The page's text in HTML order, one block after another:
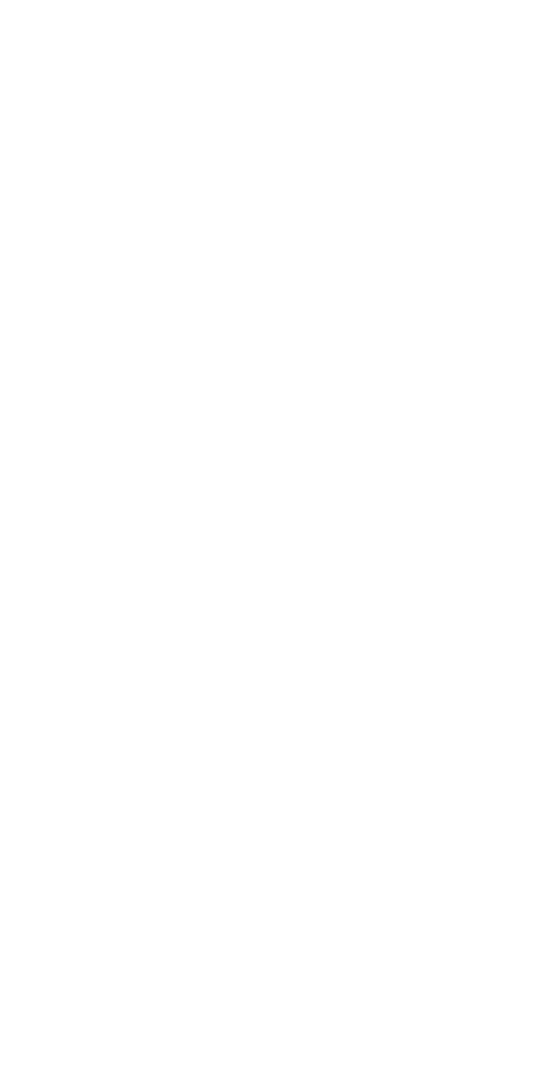
させていただ
了承ください。
をご了承くださ
ようお願いしま
社の共同利用者
とをご了承くだ
です。
ありません。
1000ppm以下、
はありません。
) : 1000ppm、
、
ない年数を意
貨物等」とい
可)を取得する
これらの製造装
通知します。
、取り引きをい
ムロン制御